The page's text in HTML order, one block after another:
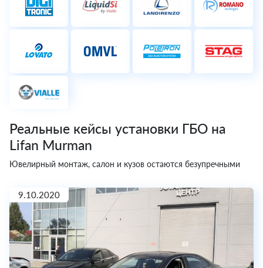
Реальные кейсы установки ГБО на
Lifan Murman
Ювелирный монтаж, салон и кузов остаются безупречными
9.10.2020